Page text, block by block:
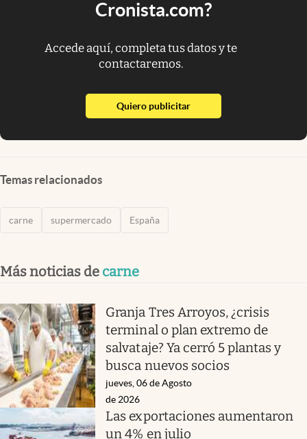
Cronista.com?
Accede aquí, completa tus datos y te
contactaremos.
Quiero publicitarabre en nueva pestaña
Temas relacionados
carne supermercado España
Más noticias de carne
Granja Tres Arroyos, ¿crisis
terminal o plan extremo de
salvataje? Ya cerró 5 plantas y
busca nuevos socios
jueves, 06 de Agosto
de 2026
Las exportaciones aumentaron
un 4% en julio